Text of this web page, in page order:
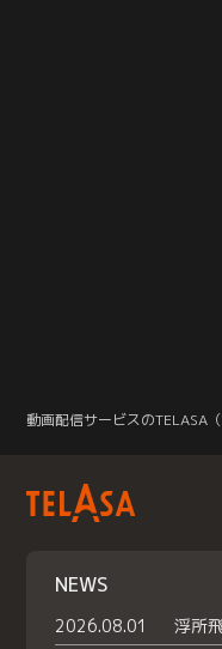
動画配信サービスのTELASA（
NEWS
2026.08.01